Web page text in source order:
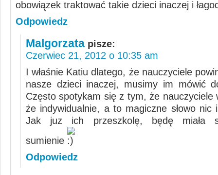
obowiązek traktować takie dzieci inaczej i
Odpowiedz
Malgorzata pisze:
Czerwiec 21, 2012 o 10:35 am
I właśnie Katiu dlatego, że nauczyciele
nasze dzieci inaczej, musimy im mówić
Często spotykam się z tym, że nauczyciele
że indywidualnie, a to magiczne słowo nic
Jak juz ich przeszkolę, będę miała
sumienie
Odpowiedz